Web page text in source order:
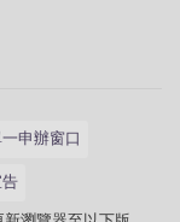
申辦窗口